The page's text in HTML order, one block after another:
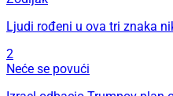
Ljudi rođeni u ova tri znaka
2
Neće se povući